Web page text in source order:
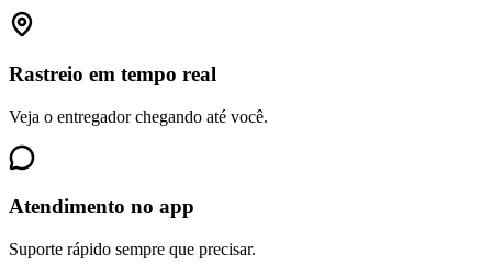
Rastreio em tempo real
Veja o entregador chegando até você.
Atendimento no app
Suporte rápido sempre que precisar.